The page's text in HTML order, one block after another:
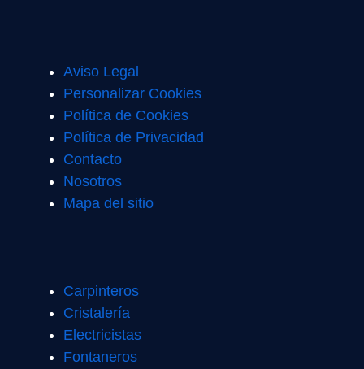
Aviso Legal
Personalizar Cookies
Política de Cookies
Política de Privacidad
Contacto
Nosotros
Mapa del sitio
Carpinteros
Cristalería
Electricistas
Fontaneros